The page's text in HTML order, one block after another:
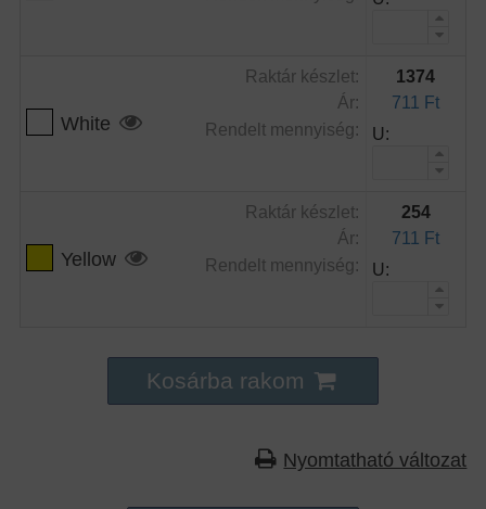
White
Raktár készlet:
Ár:
Rendelt mennyiség:
1374
711 Ft
U:
Yellow
Raktár készlet:
Ár:
Rendelt mennyiség:
254
711 Ft
U:
Kosárba rakom
Nyomtatható változat